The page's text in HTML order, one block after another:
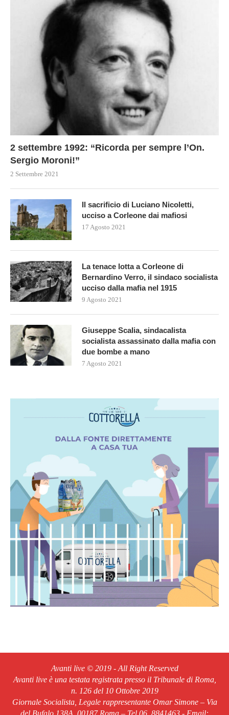
2 settembre 1992: “Ricorda per sempre l’On.
Sergio Moroni!”
2 Settembre 2021
Il sacrificio di Luciano Nicoletti,
ucciso a Corleone dai mafiosi
17 Agosto 2021
La tenace lotta a Corleone di
Bernardino Verro, il sindaco socialista
ucciso dalla mafia nel 1915
9 Agosto 2021
Giuseppe Scalia, sindacalista
socialista assassinato dalla mafia con
due bombe a mano
7 Agosto 2021
Avanti live © 2019 - All Right Reserved
Avanti live è una testata registrata presso il Tribunale di Roma,
n. 126 del 10 Ottobre 2019
Giornale Socialista, Legale rappresentante Omar Simone – Via
del Bufalo 138A, 00187 Roma – Tel.06. 8841463 - Email: